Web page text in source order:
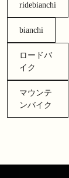
ridebianchi
bianchi
ロードバ
イク
マウンテ
ンバイク